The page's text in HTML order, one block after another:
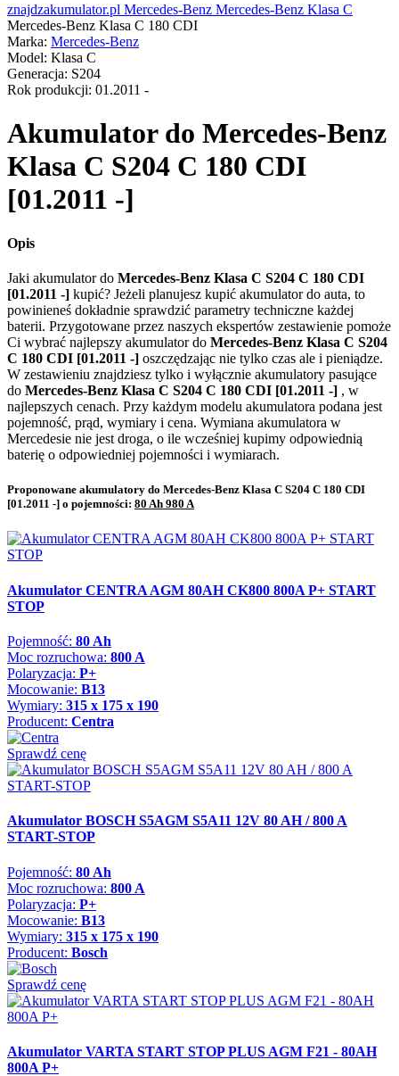
znajdzakumulator.pl Mercedes-Benz Mercedes-Benz Klasa C
Mercedes-Benz Klasa C 180 CDI
Marka: Mercedes-Benz
Model: Klasa C
Generacja: S204
Rok produkcji: 01.2011 -
Akumulator do Mercedes-Benz
Klasa C S204 C 180 CDI
[01.2011 -]
Opis
Jaki akumulator do Mercedes-Benz Klasa C S204 C 180 CDI
[01.2011 -] kupić? Jeżeli planujesz kupić akumulator do auta, to
powinieneś dokładnie sprawdzić parametry techniczne każdej
baterii. Przygotowane przez naszych ekspertów zestawienie pomoże
Ci wybrać najlepszy akumulator do Mercedes-Benz Klasa C S204
C 180 CDI [01.2011 -] oszczędzając nie tylko czas ale i pieniądze.
W zestawieniu znajdziesz tylko i wyłącznie akumulatory pasujące
do Mercedes-Benz Klasa C S204 C 180 CDI [01.2011 -] , w
najlepszych cenach. Przy każdym modelu akumulatora podana jest
pojemność, prąd, wymiary i cena. Wymiana akumulatora w
Mercedesie nie jest droga, o ile wcześniej kupimy odpowiednią
baterię o odpowiedniej pojemności i wymiarach.
Proponowane akumulatory do Mercedes-Benz Klasa C S204 C 180 CDI
[01.2011 -] o pojemności: 80 Ah 980 A
Akumulator CENTRA AGM 80AH CK800 800A P+ START
STOP
Pojemność: 80 Ah
Moc rozruchowa: 800 A
Polaryzacja: P+
Mocowanie: B13
Wymiary: 315 x 175 x 190
Producent: Centra
Sprawdź cenę
Akumulator BOSCH S5AGM S5A11 12V 80 AH / 800 A
START-STOP
Pojemność: 80 Ah
Moc rozruchowa: 800 A
Polaryzacja: P+
Mocowanie: B13
Wymiary: 315 x 175 x 190
Producent: Bosch
Sprawdź cenę
Akumulator VARTA START STOP PLUS AGM F21 - 80AH
800A P+